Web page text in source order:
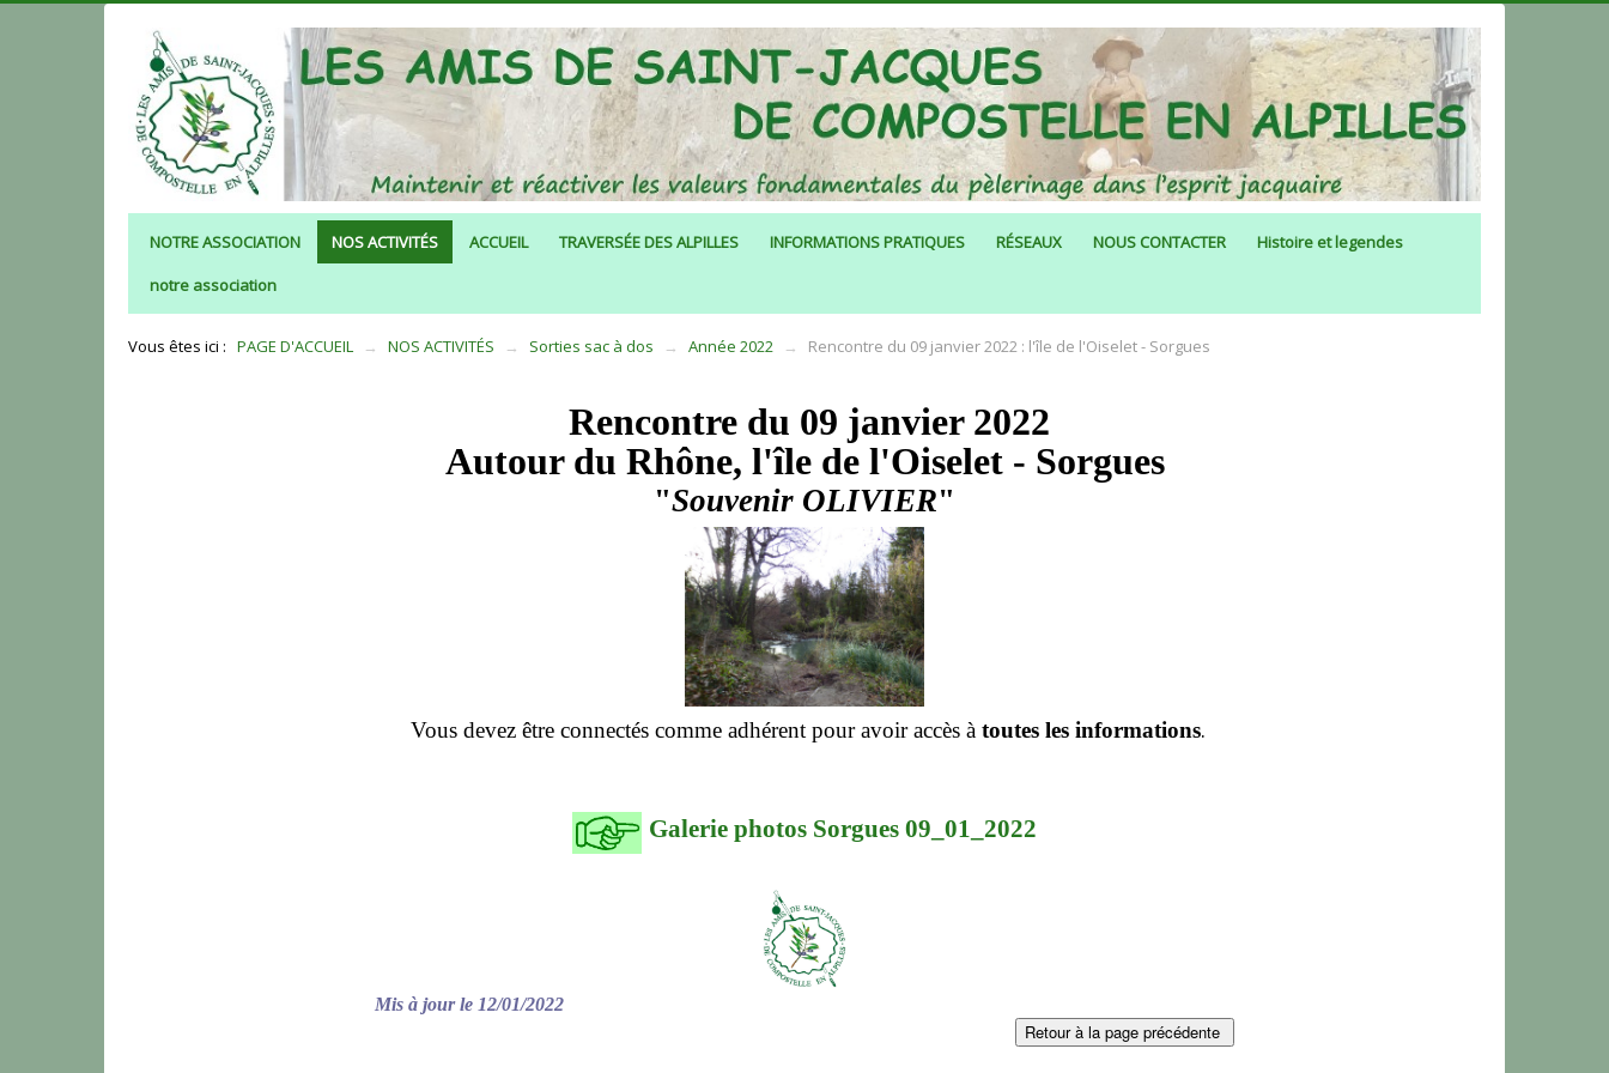
NOTRE ASSOCIATION NOS ACTIVITÉS ACCUEIL TRAVERSÉE DES ALPILLES INFORMATIONS PRATIQUES RÉSEAUX NOUS CONTACTER
Histoire et legendes
notre association
Vous êtes ici : PAGE D'ACCUEIL → NOS ACTIVITÉS → Sorties sac à dos → Année 2022 → Rencontre du 09 janvier 2022 : l'île de l'Oiselet - Sorgues
Rencontre du 09 janvier 2022
Autour du Rhône, l'île de l'Oiselet - Sorgues
"Souvenir OLIVIER"
Vous devez être connectés comme adhérent pour avoir accès à toutes les informations.
Galerie photos Sorgues 09_01_2022
Mis à jour le 12/01/2022